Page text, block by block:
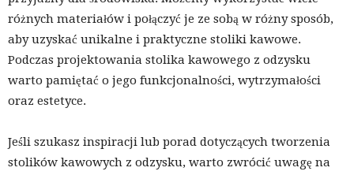
różnych materiałów i połączyć je ze sobą w różny sposób,
aby uzyskać unikalne i praktyczne stoliki kawowe.
Podczas projektowania stolika kawowego z odzysku
warto pamiętać o jego funkcjonalności, wytrzymałości
oraz estetyce.
Jeśli szukasz inspiracji lub porad dotyczących tworzenia
stolików kawowych z odzysku, warto zwrócić uwagę na